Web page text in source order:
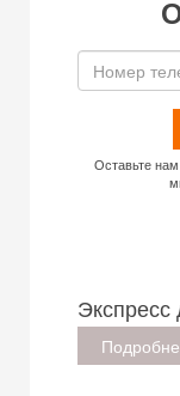
Оставьте
Экспресс